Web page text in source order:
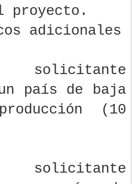
adicionales
solicitante
país de baja
(10
solicitante